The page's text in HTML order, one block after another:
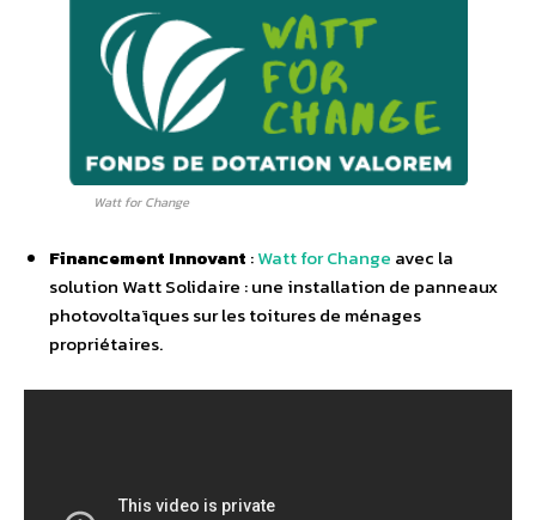
Watt for Change
Financement Innovant :Watt for Change avec la
solution Watt Solidaire : une installation de panneaux
photovoltaïques sur les toitures de ménages
propriétaires.